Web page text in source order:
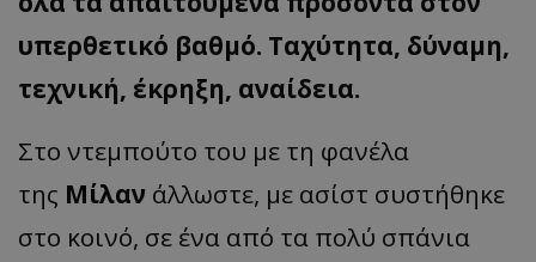
υπερθετικό βαθμό. Ταχύτητα, δύναμη,
τεχνική, έκρηξη, αναίδεια.
Στο ντεμπούτο του με τη φανέλα
της Μίλαν άλλωστε, με ασίστ συστήθηκε
στο κοινό, σε ένα από τα πολύ σπάνια